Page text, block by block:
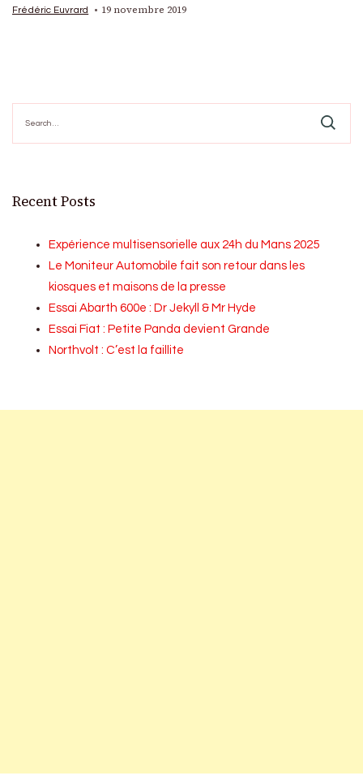
Frédéric Euvrard 19 novembre 2019
for:
Recent Posts
Expérience multisensorielle aux 24h du Mans 2025
Le Moniteur Automobile fait son retour dans les
kiosques et maisons de la presse
Essai Abarth 600e : Dr Jekyll & Mr Hyde
Essai Fiat : Petite Panda devient Grande
Northvolt : C’est la faillite